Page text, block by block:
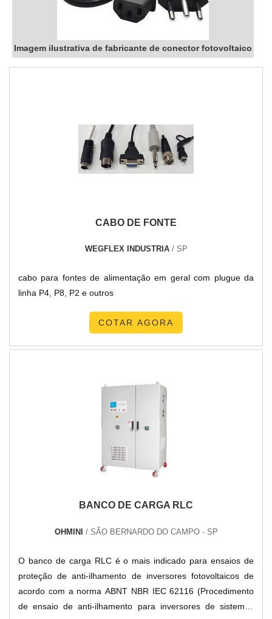
Imagem ilustrativa de fabricante de conector fotovoltaico
CABO DE FONTE
WEGFLEX INDUSTRIA/ SP
cabo para fontes de alimentação em geral com plugue da
linha P4, P8, P2 e outros
COTAR AGORA
BANCO DE CARGA RLC
OHMINI / SÃO BERNARDO DO CAMPO - SP
O banco de carga RLC é o mais indicado para ensaios de
proteção de anti-ilhamento de inversores fotovoltaicos de
acordo com a norma ABNT NBR IEC 62116 (Procedimento
de ensaio de anti-ilhamento para inversores de sistemas